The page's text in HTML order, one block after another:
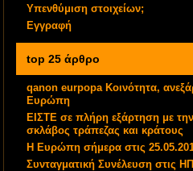
Υπενθύμιση στοιχείων;
Εγγραφή
top 25 άρθρο
qanon eurpopa Κοινότητα,
Ευρώπη
ΕΙΣΤΕ σε πλήρη εξάρτηση με
σκλάβος τράπεζας και κράτους
Η Ευρώπη σήμερα στις
Συνταγματική Συνέλευση στις